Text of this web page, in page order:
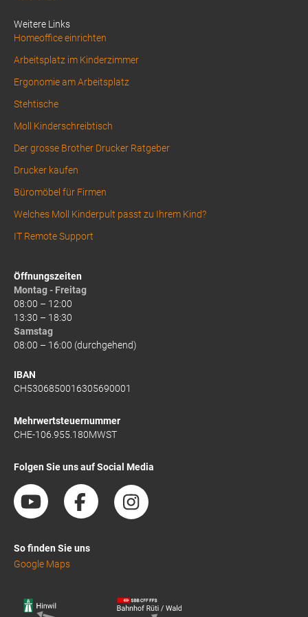
Weitere Links
Homeoffice einrichten
Arbeitsplatz im Kinderzimmer
Ergonomie am Arbeitsplatz
Stehtische
Moll Kinderschreibtisch
Der grosse Brother Drucker Ratgeber
Drucker kaufen
Büromöbel für Firmen
Welches Moll Kinderpult passt zu Ihrem Kind?
IT Remote Support
Öffnungszeiten
Montag - Freitag
08:00 – 12:00
13:30 – 18:30
Samstag
08:00 – 16:00 (durchgehend)
IBAN
CH5306850016305690001
Mehrwertsteuernummer
CHE-106.955.180MWST
Folgen Sie uns auf Social Media
So finden Sie uns
Google Maps